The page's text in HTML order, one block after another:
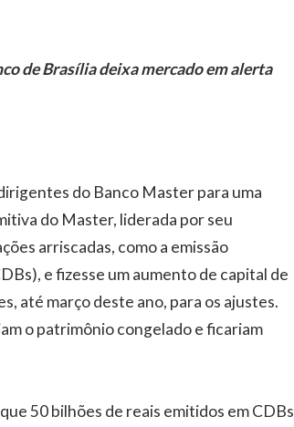
de Brasília deixa mercado em alerta
do Banco Master para uma
do Master, liderada por seu
arriscadas, como a emissão
e fizesse um aumento de capital de
até março deste ano, para os ajustes.
o patrimônio congelado e ficariam
50 bilhões de reais emitidos em CDBs